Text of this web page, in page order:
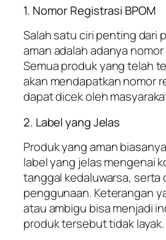
1. Nomor Registrasi BPOM
Salah satu ciri penting dari
aman adalah adanya
Semua produk yang telah
akan mendapatkan nomor
dapat dicek oleh
2. Label yang Jelas
Produk yang aman
label yang jelas mengenai
tanggal kedaluwarsa, serta
penggunaan. Keterangan
atau ambigu bisa menjadi
produk tersebut tidak layak.